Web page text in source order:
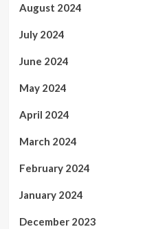
August 2024
July 2024
June 2024
May 2024
April 2024
March 2024
February 2024
January 2024
December 2023